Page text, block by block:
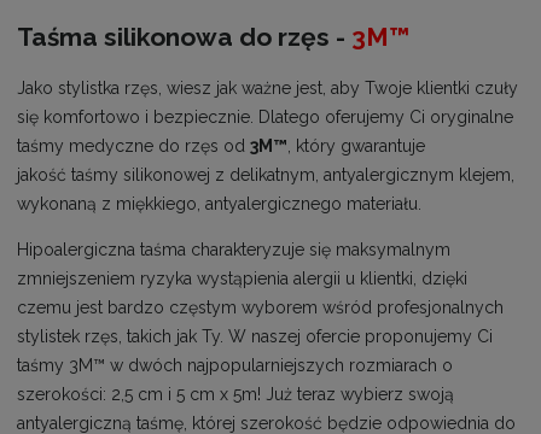
Taśma silikonowa do rzęs - 3M™
Jako stylistka rzęs, wiesz jak ważne jest, aby Twoje klientki czuły
się komfortowo i bezpiecznie. Dlatego oferujemy Ci oryginalne
taśmy medyczne do rzęs od 3M™ , który gwarantuje
jakość taśmy silikonowej z delikatnym, antyalergicznym klejem,
wykonaną z miękkiego, antyalergicznego materiału.
Hipoalergiczna taśma charakteryzuje się maksymalnym
zmniejszeniem ryzyka wystąpienia alergii u klientki, dzięki
czemu jest bardzo częstym wyborem wśród profesjonalnych
stylistek rzęs, takich jak Ty. W naszej ofercie proponujemy Ci
taśmy 3M™ w dwóch najpopularniejszych rozmiarach o
szerokości: 2,5 cm i 5 cm x 5m! Już teraz wybierz swoją
antyalergiczną taśmę, której szerokość będzie odpowiednia do